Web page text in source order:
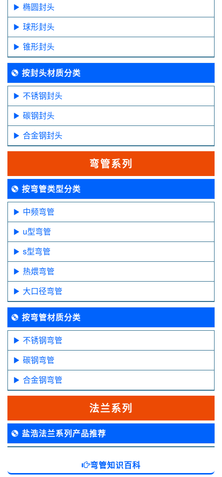
椭圆封头
球形封头
锥形封头
按封头材质分类
不锈钢封头
碳钢封头
合金钢封头
弯管系列
按弯管类型分类
中频弯管
u型弯管
s型弯管
热煨弯管
大口径弯管
按弯管材质分类
不锈钢弯管
碳钢弯管
合金钢弯管
法兰系列
盐浩法兰系列产品推荐
弯管知识百科